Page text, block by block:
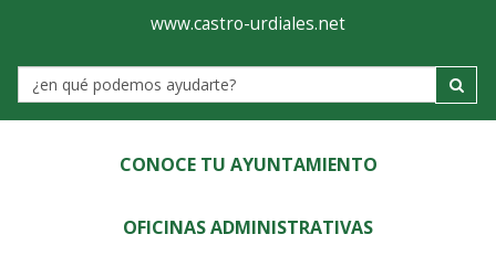
Ayuntamiento
de
Castro-
Urdiales
www.castro-urdiales.net
Label
CONOCE TU AYUNTAMIENTO
OFICINAS ADMINISTRATIVAS